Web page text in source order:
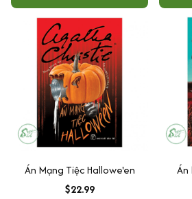
Án Mạng Tiệc Hallowe'en
$22.99
Án